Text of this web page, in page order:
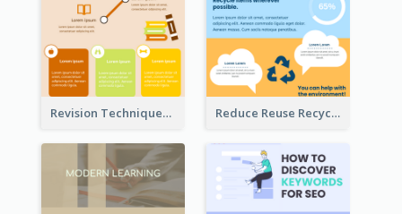
Revision Techniques Infographic Reduce Reuse Recycle Infographic